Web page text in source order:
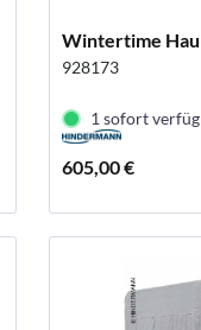
Wintertime
928173
1 sofort
605,00 €